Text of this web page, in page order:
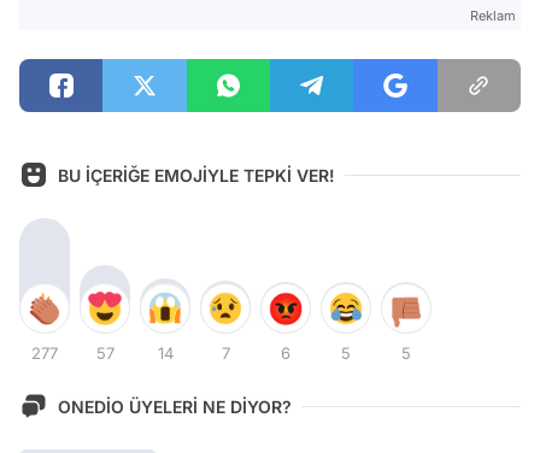
Reklam
BU İÇERİĞE EMOJİYLE TEPKİ VER!
277 57 14 7 6 5 5
ONEDİO ÜYELERİ NE DİYOR?